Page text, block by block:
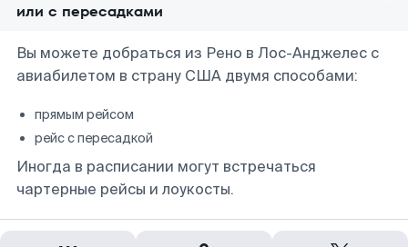
или с пересадками
Вы можете добраться из Рено в Лос-Анджелес с
авиабилетом в страну США двумя способами:
прямым рейсом
рейс с пересадкой
Иногда в расписании могут встречаться
чартерные рейсы и лоукосты.